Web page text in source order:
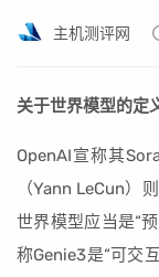
主机测评网
关于世界模型的定
OpenAI宣称其
（Yann LeCun）
世界模型应当是“
称Genie3是“可交